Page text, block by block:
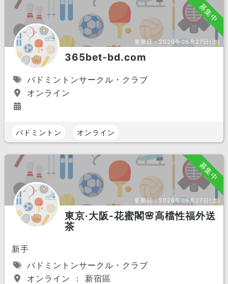
募集中
更新日：2026年06月27日(土)
365bet-bd.com
バドミントンサークル・クラブ
オンライン
バドミントン オンライン
募集中
更新日：2026年06月27日(土)
東京·大阪-花蜜閣🌸高檔性福外送
茶
新手
バドミントンサークル・クラブ
オンライン ： 新宿區